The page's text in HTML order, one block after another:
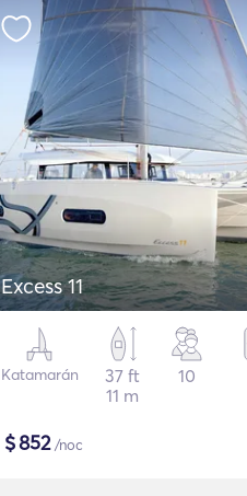
Excess 11
Katamarán
37 ft
11 m
10
$852/noc